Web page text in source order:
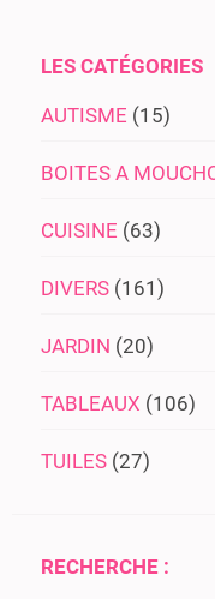
LES CATÉGORIES
AUTISME (15)
BOITES A
CUISINE (63)
DIVERS (161)
JARDIN (20)
TABLEAUX (106)
TUILES (27)
RECHERCHE :